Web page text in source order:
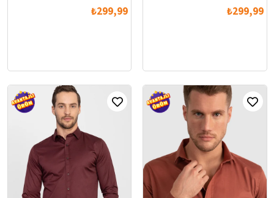
Ütülenebilir Düz Erkek Gömlek
₺299,99
Kolay Ütülenebilir Bordo
Düğmeli Yaka Gömlek₺299,99